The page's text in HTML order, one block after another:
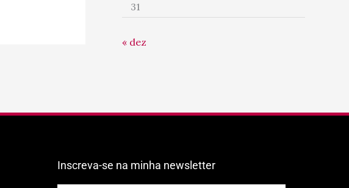
31
« dez
Inscreva-se na minha newsletter